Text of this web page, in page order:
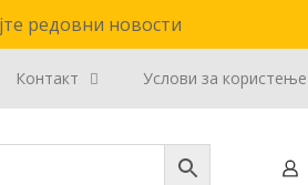
редовни новости
Контакт Услови за користење